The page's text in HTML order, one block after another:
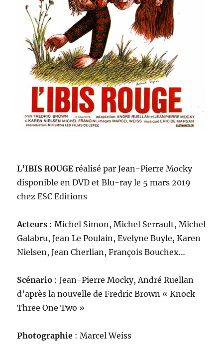
L’IBIS ROUGEréalisé par Jean-Pierre Mocky
disponible en DVD et Blu-ray le 5 mars 2019
chez ESC Editions
Acteurs : Michel Simon, Michel Serrault, Michel
Galabru, Jean Le Poulain, Evelyne Buyle, Karen
Nielsen, Jean Cherlian, François Bouchex…
Scénario : Jean-Pierre Mocky, André Ruellan
d’après la nouvelle de Fredric Brown « Knock
Three One Two »
Photographie : Marcel Weiss